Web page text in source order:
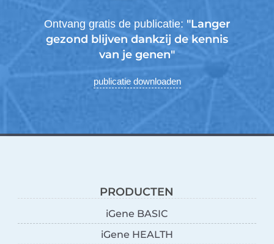
Ontvang gratis de publicatie: "Langer
gezond blijven dankzij de kennis
van je genen"
publicatie downloaden
PRODUCTEN
iGene BASIC
iGene HEALTH